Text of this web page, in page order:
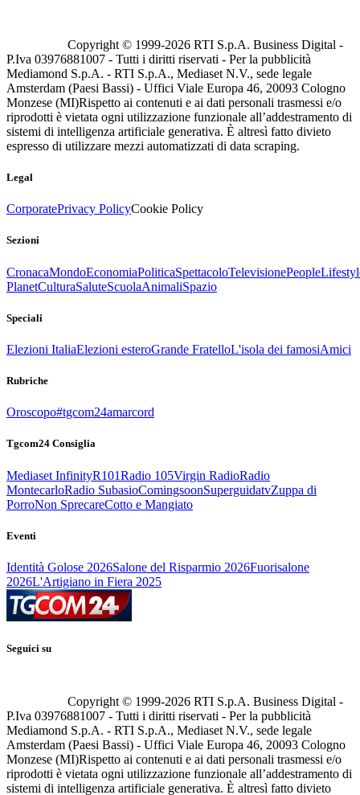
Copyright © 1999-2026 RTI S.p.A. Business Digital -
P.Iva 03976881007 - Tutti i diritti riservati - Per la pubblicità
Mediamond S.p.A. - RTI S.p.A., Mediaset N.V., sede legale
Amsterdam (Paesi Bassi) - Uffici Viale Europa 46, 20093 Cologno
Monzese (MI)Rispetto ai contenuti e ai dati personali trasmessi e/o
riprodotti è vietata ogni utilizzazione funzionale all’addestramento di
sistemi di intelligenza artificiale generativa. È altresì fatto divieto
espresso di utilizzare mezzi automatizzati di data scraping.
Legal
CorporatePrivacy PolicyCookie Policy
Sezioni
CronacaMondoEconomiaPoliticaSpettacoloTelevisionePeople
PlanetCulturaSaluteScuolaAnimaliSpazio
Speciali
Elezioni ItaliaElezioni esteroGrande FratelloL'isola dei famosiAmici
Rubriche
Oroscopo#tgcom24amarcord
Tgcom24 Consiglia
Mediaset InfinityR101Radio 105Virgin RadioRadio
MontecarloRadio SubasioComingsoonSuperguidatvZuppa di
PorroNon SprecareCotto e Mangiato
Eventi
Identità Golose 2026Salone del Risparmio 2026Fuorisalone
2026L'Artigiano in Fiera 2025
Seguici su
Copyright © 1999-2026 RTI S.p.A. Business Digital -
P.Iva 03976881007 - Tutti i diritti riservati - Per la pubblicità
Mediamond S.p.A. - RTI S.p.A., Mediaset N.V., sede legale
Amsterdam (Paesi Bassi) - Uffici Viale Europa 46, 20093 Cologno
Monzese (MI)Rispetto ai contenuti e ai dati personali trasmessi e/o
riprodotti è vietata ogni utilizzazione funzionale all’addestramento di
sistemi di intelligenza artificiale generativa. È altresì fatto divieto